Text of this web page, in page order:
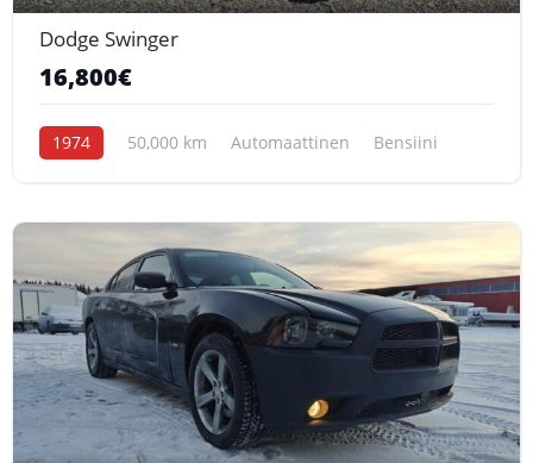
Dodge Swinger
16,800€
1974 50,000 km Automaattinen Bensiini